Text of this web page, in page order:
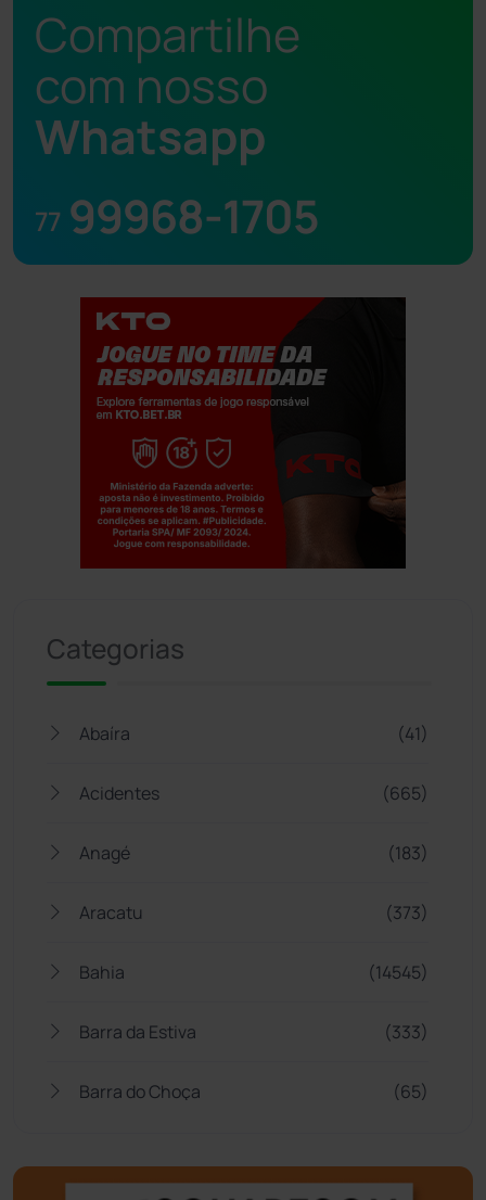
Compartilhe
com nosso
Whatsapp
77 99968-1705
Categorias
Abaíra (41)
Acidentes (665)
Anagé (183)
Aracatu (373)
Bahia (14545)
Barra da Estiva (333)
Barra do Choça (65)